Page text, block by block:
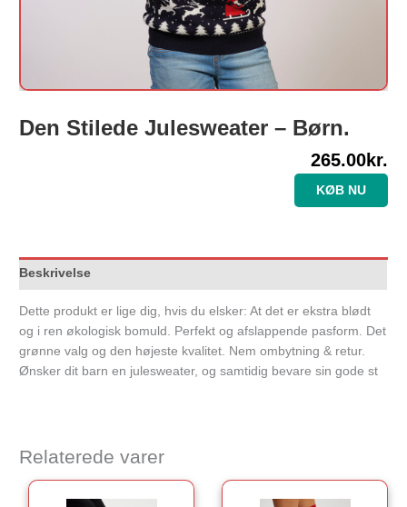
Den Stilede Julesweater – Børn.
265.00kr.
KØB NU
Beskrivelse
Dette produkt er lige dig, hvis du elsker: At det er ekstra blødt
og i ren økologisk bomuld. Perfekt og afslappende pasform. Det
grønne valg og den højeste kvalitet. Nem ombytning & retur.
Ønsker dit barn en julesweater, og samtidig bevare sin gode st
Relaterede varer